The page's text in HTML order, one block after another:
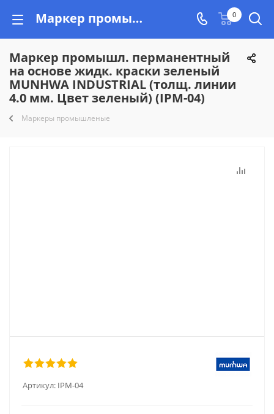
Маркер промышл. перманентный на основе жидк. краски зеленый MUNHWA INDUSTRIAL (толщ. линии 4.0 мм. Цвет зеленый) (IPM-04) купить недорого на Vishop.by, рассрочка! 0
Маркер промышл. перманентный
на основе жидк. краски зеленый
MUNHWA INDUSTRIAL (толщ. линии
4.0 мм. Цвет зеленый) (IPM-04)
Маркеры промышленые
Артикул: IPM-04